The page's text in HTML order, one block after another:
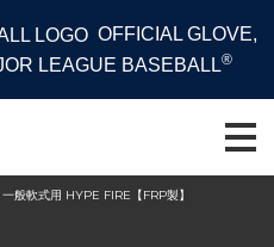
OFFICIAL GLOVE,
LEAGUE BASEBALL®
一般軟式用 HYPE FIRE【FRP製】